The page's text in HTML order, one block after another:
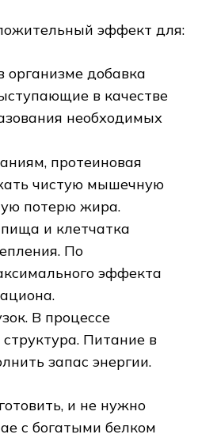
эффект для:
организме добавка
в качестве
необходимых
протеиновая
чистую мышечную
потерю жира.
и клетчатка
По
эффекта
В процессе
Питание в
запас энергии.
и не нужно
с богатыми белком